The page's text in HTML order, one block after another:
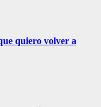
quiero volver a